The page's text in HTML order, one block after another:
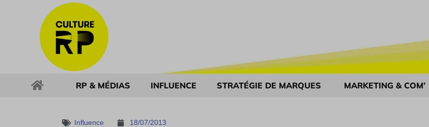
RP & MÉDIAS INFLUENCE STRATÉGIE DE MARQUES MARKETING & COM’
Influence 18/07/2013